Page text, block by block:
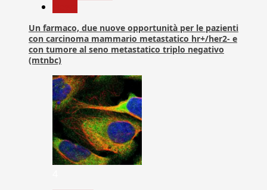
Un farmaco, due nuove opportunità per le pazienti
con carcinoma mammario metastatico hr+/her2- e
con tumore al seno metastatico triplo negativo
(mtnbc)